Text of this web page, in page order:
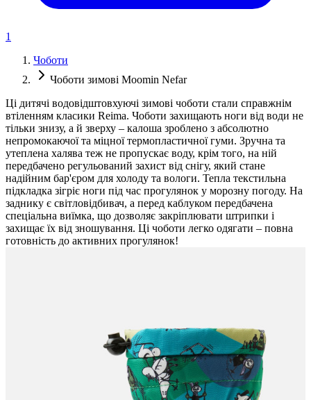
1
Чоботи
Чоботи зимові Moomin Nefar
Ці дитячі водовідштовхуючі зимові чоботи стали справжнім
втіленням класики Reima. Чоботи захищають ноги від води не
тільки знизу, а й зверху – калоша зроблено з абсолютно
непромокаючої та міцної термопластичної гуми. Зручна та
утеплена халява теж не пропускає воду, крім того, на ній
передбачено регульований захист від снігу, який стане
надійним бар'єром для холоду та вологи. Тепла текстильна
підкладка зігріє ноги під час прогулянок у морозну погоду. На
заднику є світловідбивач, а перед каблуком передбачена
спеціальна виїмка, що дозволяє закріплювати штрипки і
захищає їх від зношування. Ці чоботи легко одягати – повна
готовність до активних прогулянок!